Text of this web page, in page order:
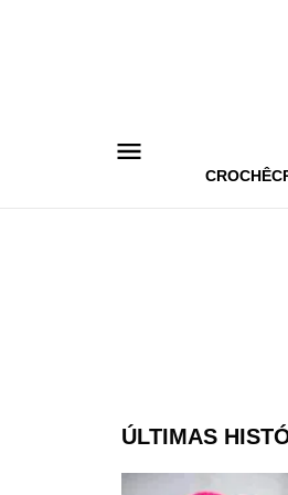
CROCHÊ
ÚLTIMAS